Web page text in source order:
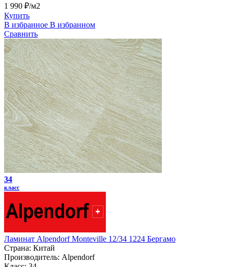
1 990 ₽/м2
Купить
В избранное В избранном
Сравнить
34
класс
Ламинат Alpendorf Monteville 12/34 1224 Бергамо
Страна: Китай
Производитель: Alpendorf